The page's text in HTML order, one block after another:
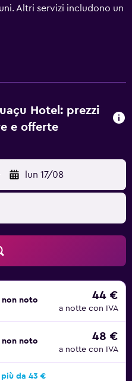
Altri servizi includono un
24, servizio in camera 24
Bristol Portal do Iguaçu
Sono disponibili scrivania e
tutti i giorni; inoltre,
sono disponibili in
che siano a pagamento.
Hotel: prezzi
e offerte
lun 17/08
non noto 44 €
a notte con IVA
non noto 48 €
a notte con IVA
da 43 €